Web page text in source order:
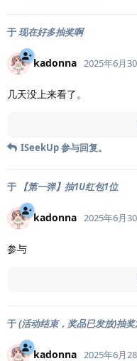
于现在好多抽奖啊
kadonna 2025年6月
几天没上来看了。
ISeekUp参与回复。
于 【第一弹】抽1U红包1位
kadonna 2025年6月
参与
于(活动结束，奖品已发放)抽
kadonna 2025年6月